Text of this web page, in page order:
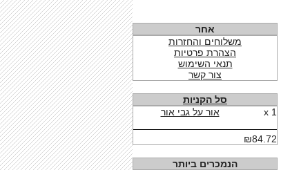
אחר
משלוחים והחזרות
הצהרת פרטיות
תנאי השימוש
צור קשר
סל הקניות
1 x
אור על גבי אור
₪84.72
הנמכרים ביותר